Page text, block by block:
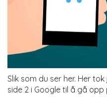
Slik som du ser her. Her
side 2 i Google til å gå